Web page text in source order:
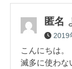
匿名
2019
こんにちは。
滅多に使わな